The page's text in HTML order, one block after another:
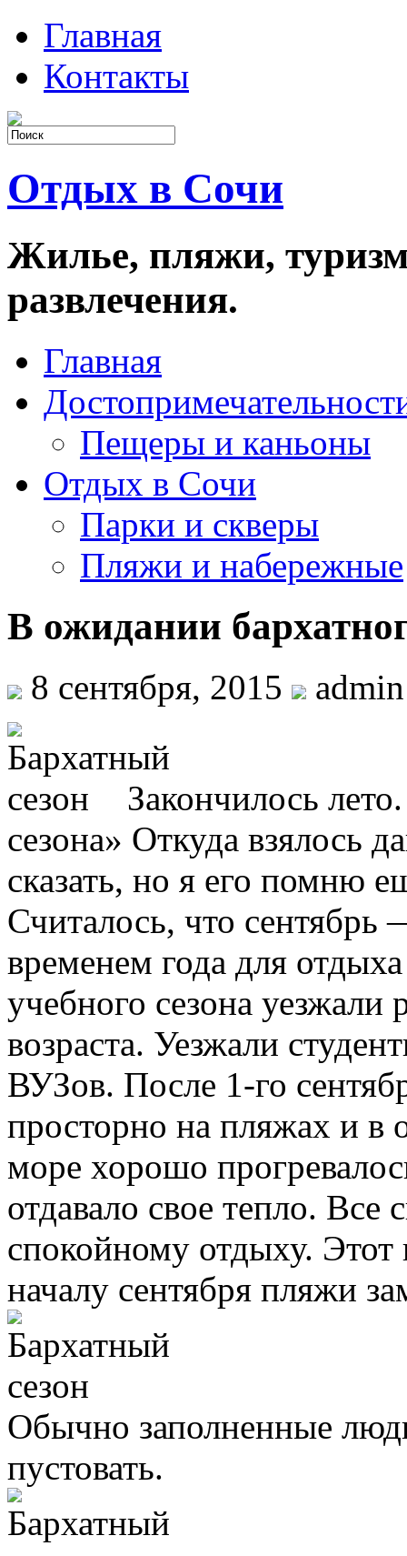
Главная
Контакты
Отдых в Сочи
Жилье, пляжи,
развлечения.
Главная
Пещеры и каньоны
Отдых в Сочи
Парки и скверы
Пляжи и набережные
В ожидании
8 сентября, 2015 admin
Закончилось
сезона» Откуда взялось
сказать, но я его помню
Считалось, что
временем года для
учебного сезона
возраста. Уезжали
ВУЗов. После 1-го
просторно на пляжах и в
море хорошо
отдавало свое тепло.
спокойному отдыху. Этот
началу сентября пляжи
Обычно заполненные
пустовать.